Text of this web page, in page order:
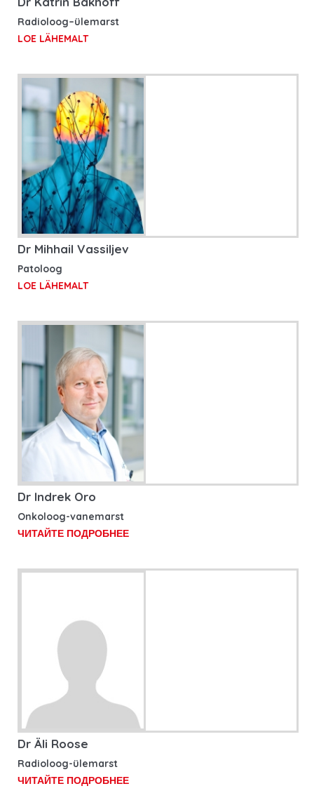
Radioloog–ülemarst
LOE LÄHEMALT
Dr Mihhail Vassiljev
Patoloog
LOE LÄHEMALT
Dr Indrek Oro
Onkoloog-vanemarst
ЧИТАЙТЕ ПОДРОБНЕЕ
Dr Äli Roose
Radioloog-ülemarst
ЧИТАЙТЕ ПОДРОБНЕЕ